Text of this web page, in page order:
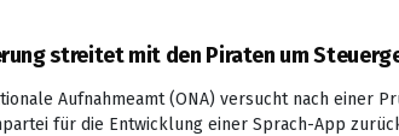
streitet mit den Piraten um
Aufnahmeamt (ONA) versucht nach einer
für die Entwicklung einer Sprach-App